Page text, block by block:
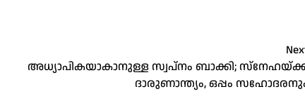
അധ്യാപികയാകാനുള്ള സ്വപ്‌നം ബാക്കി;
ദാരുണാന്ത്യം, ഒപ്പം